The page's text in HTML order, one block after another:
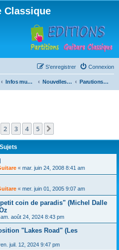
Classique
Connexion
S’enregistrer
Infos musicales Nouvelles de toutes sortes, concerts, partitions… Parutions - Editions
2 3 4 5
Sujets
« mar. juin 24, 2008 8:41 am
« mer. juin 01, 2005 9:07 am
coin de paradis" (Michel Dalle
août 24, 2024 8:43 pm
"Lakes Road" (Les
juil. 12, 2024 9:47 pm